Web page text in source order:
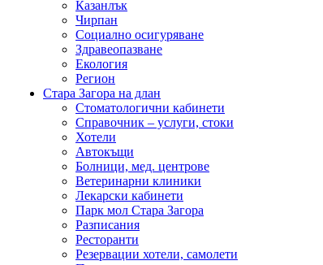
Казанлък
Чирпан
Социално осигуряване
Здравеопазване
Екология
Регион
Стара Загора на длан
Стоматологични кабинети
Справочник – услуги, стоки
Хотели
Автокъщи
Болници, мед. центрове
Ветеринарни клиники
Лекарски кабинети
Парк мол Стара Загора
Разписания
Ресторанти
Резервации хотели, самолети